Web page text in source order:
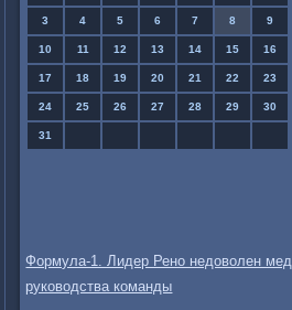
3 4 5 6 7 8 9
10 11 12 13 14 15 16
17 18 19 20 21 22 23
24 25 26 27 28 29 30
31
Формула-1. Лидер Рено недоволен
руководства команды